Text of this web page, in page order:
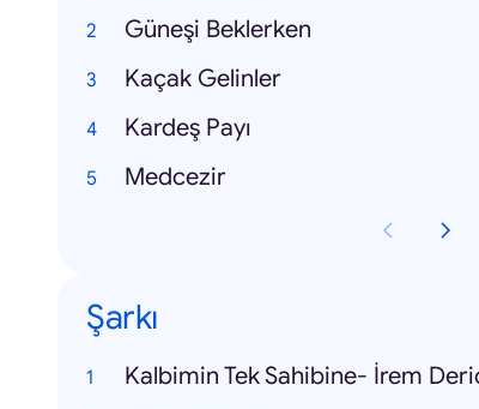
Güneşi Beklerken
Kaçak Gelinler
Kardeş Payı
Medcezir
Şarkı
Kalbimin Tek Sahibine- İrem